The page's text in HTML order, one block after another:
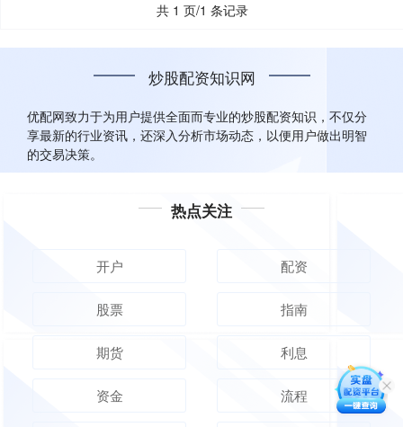
共 1 页/1 条记录
炒股配资知识网
优配网致力于为用户提供全面而专业的炒股配资知识，不仅分
享最新的行业资讯，还深入分析市场动态，以便用户做出明智
的交易决策。
热点关注
开户 配资
股票 指南
期货 利息
资金 流程